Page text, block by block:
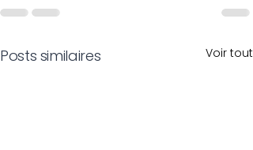
Posts similaires Voir tout